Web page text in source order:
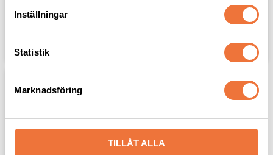
Inställningar
Statistik
Marknadsföring
TILLÅT ALLA
29kr
Lägg